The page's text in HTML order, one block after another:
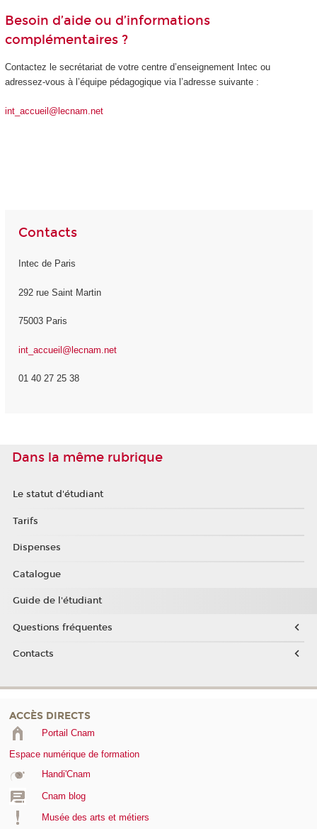
Besoin d’aide ou d’informations
complémentaires ?
Contactez le secrétariat de votre centre d’enseignement Intec ou
adressez-vous à l’équipe pédagogique via l’adresse suivante :
int_accueil@lecnam.net
Contacts
Intec de Paris
292 rue Saint Martin
75003 Paris
int_accueil@lecnam.net
01 40 27 25 38
Dans la même rubrique
Le statut d'étudiant
Tarifs
Dispenses
Catalogue
Guide de l'étudiant
Questions fréquentes
Contacts
ACCÈS DIRECTS
Portail Cnam
Espace numérique de formation
Handi'Cnam
Cnam blog
Musée des arts et métiers